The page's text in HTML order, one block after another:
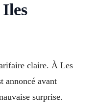
claire. À Les
annoncé avant
surprise.